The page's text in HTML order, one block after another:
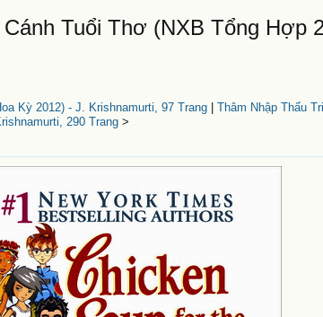
Tuổi Thơ (NXB Tổng Hợp
Kỳ 2012) - J. Krishnamurti, 97 Trang
Thâm Nhập Thấu
290 Trang>